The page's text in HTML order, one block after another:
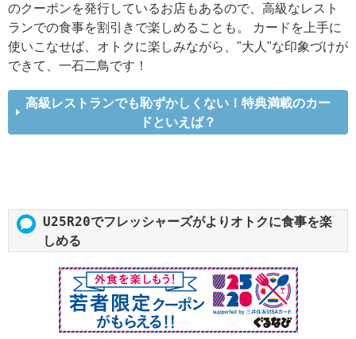
のクーポンを発行しているお店もあるので、高級なレスト
ランでの食事を割引きで楽しめることも。 カードを上手に
使いこなせば、オトクに楽しみながら、"大人"な印象づけが
できて、一石二鳥です！
高級レストランでも恥ずかしくない！特典満載のカー
ドといえば？
U25R20でフレッシャーズがよりオトクに食事を楽
しめる